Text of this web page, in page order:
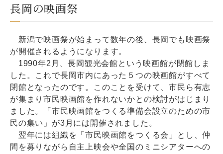
長岡の映画祭
新潟で映画祭が始まって数年の後、長岡でも映画祭
が開催されるようになります。
1990年2月、長岡観光会館という映画館が閉館しま
した。これで長岡市内にあった５つの映画館がすべて
閉館となったのです。このことを受けて、市民ら有志
が集まり市民映画館を作れないかとの検討がはじまり
ました。「市民映画館をつくる準備会設立のための市
民の集い」が3月には開催されました。
翌年には組織を「市民映画館をつくる会」とし、仲
間を募りながら自主上映会や全国のミニシアターへの